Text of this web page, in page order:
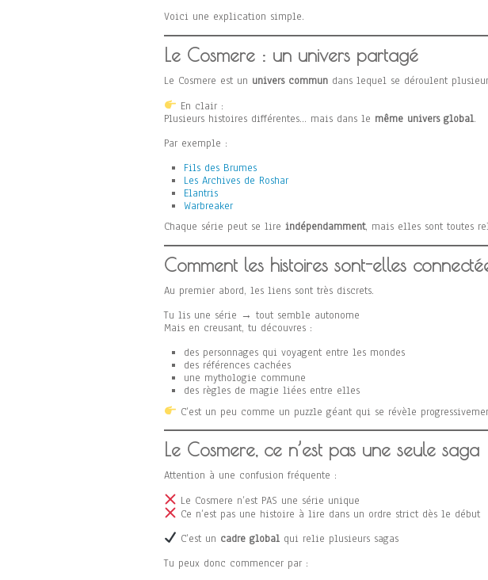
Voici une explication simple.
Le Cosmere : un univers partagé
Le Cosmere est un univers commun dans lequel se déroulent
En clair :
Plusieurs histoires différentes… mais dans le même univers global.
Par exemple :
Fils des Brumes
Les Archives de Roshar
Elantris
Warbreaker
Chaque série peut se lire indépendamment, mais elles sont toutes
Comment les histoires sont-elles
Au premier abord, les liens sont très discrets.
Tu lis une série → tout semble autonome
Mais en creusant, tu découvres :
des personnages qui voyagent entre les mondes
des références cachées
une mythologie commune
des règles de magie liées entre elles
C’est un peu comme un puzzle géant qui se révèle
Le Cosmere, ce n’est pas une seule saga
Attention à une confusion fréquente :
Le Cosmere n’est PAS une série unique
Ce n’est pas une histoire à lire dans un ordre strict dès le début
C’est un cadre globalqui relie plusieurs sagas
Tu peux donc commencer par :